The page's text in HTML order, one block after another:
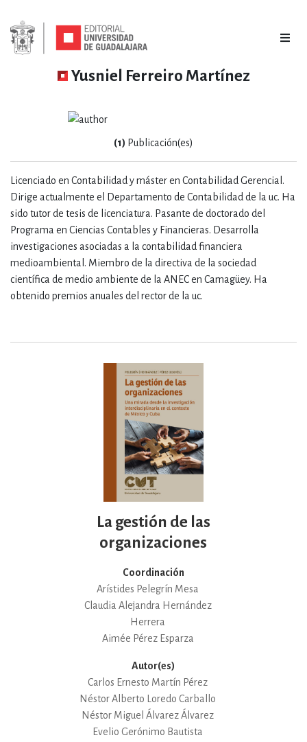
Yusniel Ferreiro Martínez
Licenciado en Contabilidad y máster en Contabilidad Gerencial.
Dirige actualmente el Departamento de Contabilidad de la uc. Ha
sido tutor de tesis de licenciatura. Pasante de doctorado del
Programa en Ciencias Contables y Financieras. Desarrolla
investigaciones asociadas a la contabilidad financiera
medioambiental. Miembro de la directiva de la sociedad
científica de medio ambiente de la ANEC en Camagüey. Ha
obtenido premios anuales del rector de la uc.
(1) Publicación(es)
La gestión de las
organizaciones
Coordinación
Arístides Pelegrín Mesa
Claudia Alejandra Hernández
Herrera
Aimée Pérez Esparza
Autor(es)
Carlos Ernesto Martín Pérez
Néstor Alberto Loredo Carballo
Néstor Miguel Álvarez Álvarez
Evelio Gerónimo Bautista